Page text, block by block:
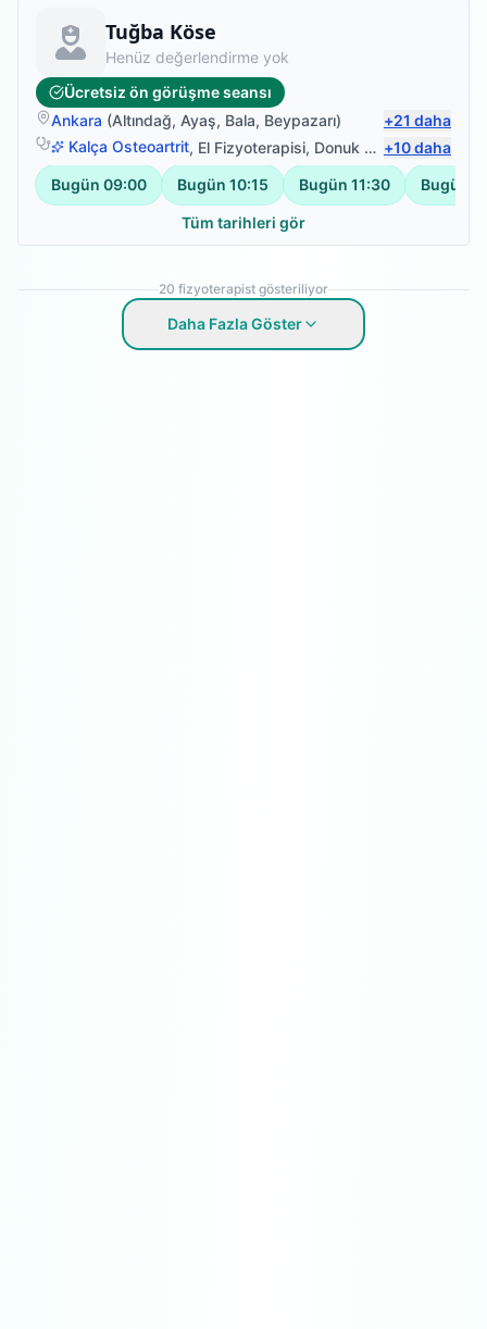
Tuğba Köse
Fizyoterapist
Henüz değerlendirme yok
Ücretsiz ön görüşme seansı
Ankara (Altındağ, Ayaş, Bala, Beypazarı) +21 daha
Kalça Osteoartrit, El Fizyoterapisi, Donuk Omuz ,
+10daha
Bugün 09:00 Bugün 10:15 Bugün 11:30 Bugün
Tüm tarihleri gör
20 fizyoterapist gösteriliyor
Daha Fazla Göster